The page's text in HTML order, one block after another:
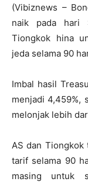
(Vibiznews –
naik pada hari
Tiongkok hina
jeda selama 90
Imbal hasil
menjadi 4,459%,
melonjak lebih
AS dan Tiongkok
tarif selama 90
masing untuk